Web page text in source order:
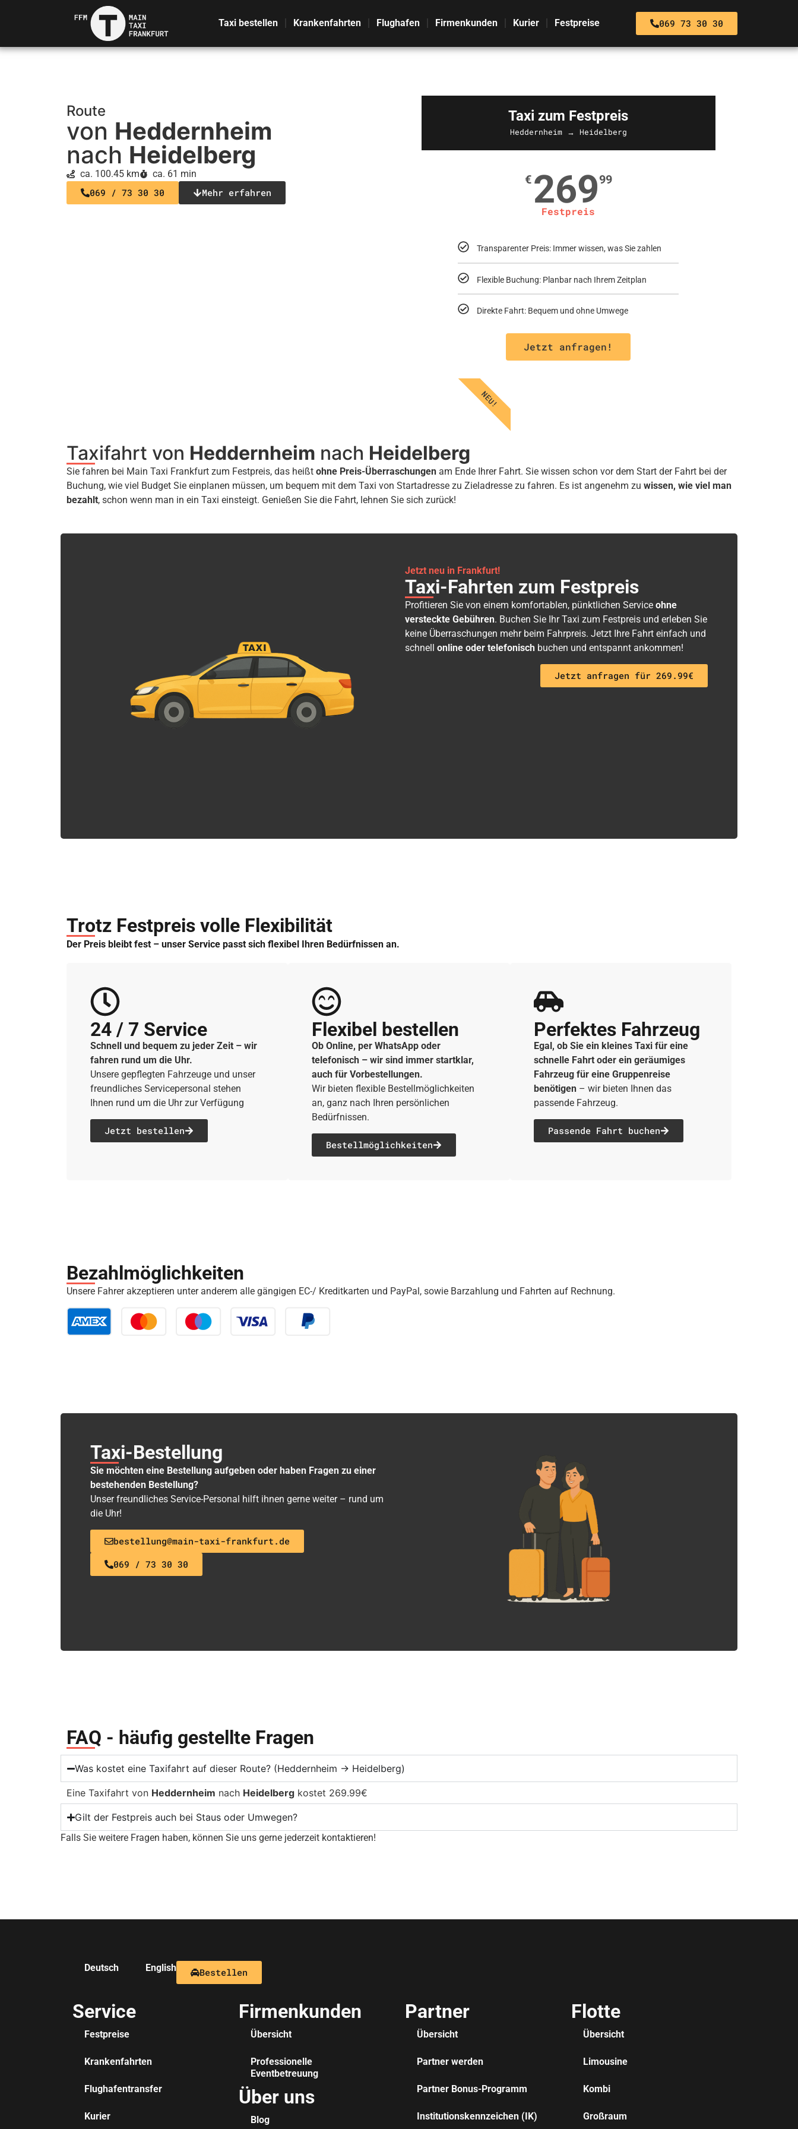
Taxi bestellen Krankenfahrten Flughafen Firmenkunden Kurier Festpreise 069 73 30 30
Route
von Heddernheim
nach Heidelberg
ca. 100.45 km ca. 61 min
069 / 73 30 30 Mehr erfahren
Taxi zum Festpreis
Heddernheim → Heidelberg
€ 26999
Festpreis
Transparenter Preis: Immer wissen, was Sie zahlen
Flexible Buchung: Planbar nach Ihrem Zeitplan
Direkte Fahrt: Bequem und ohne Umwege
Jetzt anfragen!
NEU!
Taxifahrt von Heddernheim nach Heidelberg
Sie fahren bei Main Taxi Frankfurt zum Festpreis, das heißt ohne Preis-Überraschungen am Ende Ihrer Fahrt. Sie wissen schon vor dem Start der Fahrt bei der
Buchung, wie viel Budget Sie einplanen müssen, um bequem mit dem Taxi von Startadresse zu Zieladresse zu fahren. Es ist angenehm zu wissen, wie viel man
bezahlt, schon wenn man in ein Taxi einsteigt. Genießen Sie die Fahrt, lehnen Sie sich zurück!
Jetzt neu in Frankfurt!
Taxi-Fahrten zum Festpreis
Profitieren Sie von einem komfortablen, pünktlichen Service ohne
versteckte Gebühren. Buchen Sie Ihr Taxi zum Festpreis und erleben Sie
keine Überraschungen mehr beim Fahrpreis. Jetzt Ihre Fahrt einfach und
schnell online oder telefonisch buchen und entspannt ankommen!
Jetzt anfragen für 269.99€
Trotz Festpreis volle Flexibilität
Der Preis bleibt fest – unser Service passt sich flexibel Ihren Bedürfnissen an.
24 / 7 Service
Schnell und bequem zu jeder Zeit – wir
fahren rund um die Uhr.
Unsere gepflegten Fahrzeuge und unser
freundliches Servicepersonal stehen
Ihnen rund um die Uhr zur Verfügung
Jetzt bestellen
Flexibel bestellen
Ob Online, per WhatsApp oder
telefonisch – wir sind immer startklar,
auch für Vorbestellungen.
Wir bieten flexible Bestellmöglichkeiten
an, ganz nach Ihren persönlichen
Bedürfnissen.
Bestell­möglichkeiten
Perfektes Fahrzeug
Egal, ob Sie ein kleines Taxi für eine
schnelle Fahrt oder ein geräumiges
Fahrzeug für eine Gruppenreise
benötigen– wir bieten Ihnen das
passende Fahrzeug.
Passende Fahrt buchen
Bezahl­möglich­keiten
Unsere Fahrer akzeptieren unter anderem alle gängigen EC-/ Kreditkarten und PayPal, sowie Barzahlung und Fahrten auf Rechnung.
Taxi-Bestellung
Sie möchten eine Bestellung aufgeben oder haben Fragen zu einer
bestehenden Bestellung?
Unser freundliches Service-Personal hilft ihnen gerne weiter – rund um
die Uhr!
bestellung@main-taxi-frankfurt.de
069 / 73 30 30
FAQ - häufig gestellte Fragen
Was kostet eine Taxifahrt auf dieser Route? (Heddernheim → Heidelberg)
Eine Taxifahrt von Heddernheim nach Heidelberg kostet 269.99€
Gilt der Festpreis auch bei Staus oder Umwegen?
Falls Sie weitere Fragen haben, können Sie uns gerne jederzeit kontaktieren!
Deutsch English Bestellen
Service
Festpreise
Krankenfahrten
Flughafentransfer
Kurier
Firmenkunden
Übersicht
Professionelle
Eventbetreuung
Über uns
Blog
Partner
Übersicht
Partner werden
Partner Bonus-Programm
Institutionskennzeichen (IK)
Flotte
Übersicht
Limousine
Kombi
Großraum